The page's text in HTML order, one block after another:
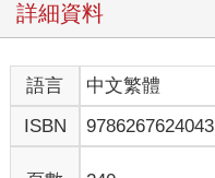
詳細資料
語言 中文繁體
ISBN
9786267624043